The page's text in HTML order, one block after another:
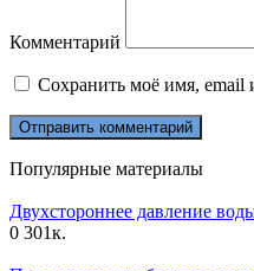
Комментарий
Сохранить моё имя, email
Популярные материалы
Двухстороннее давление
0 301к.